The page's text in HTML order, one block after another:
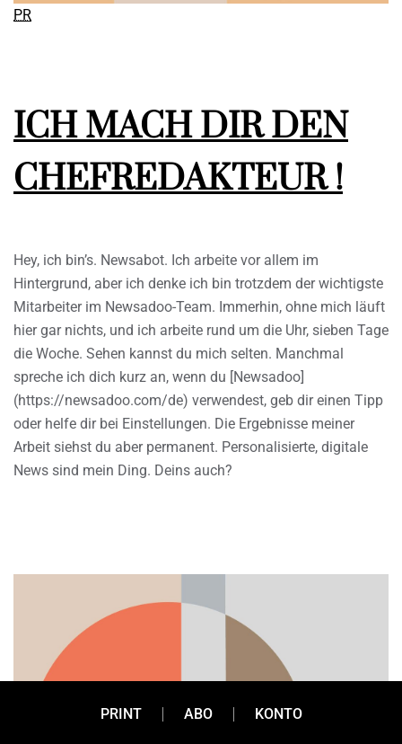
PR
ICH MACH DIR DEN
CHEFREDAKTEUR !
Hey, ich bin’s. Newsabot. Ich arbeite vor allem im
Hintergrund, aber ich denke ich bin trotzdem der wichtigste
Mitarbeiter im Newsadoo-Team. Immerhin, ohne mich läuft
hier gar nichts, und ich arbeite rund um die Uhr, sieben Tage
die Woche. Sehen kannst du mich selten. Manchmal
spreche ich dich kurz an, wenn du [Newsadoo]
(https://newsadoo.com/de) verwendest, geb dir einen Tipp
oder helfe dir bei Einstellungen. Die Ergebnisse meiner
Arbeit siehst du aber permanent. Personalisierte, digitale
News sind mein Ding. Deins auch?
PRINT ABO KONTO